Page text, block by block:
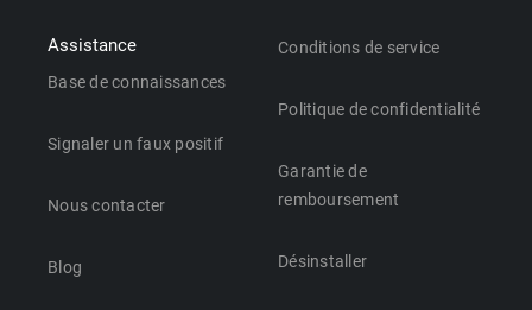
Assistance
Base de connaissances
Signaler un faux positif
Nous contacter
Blog
Conditions de service
Politique de confidentialité
Garantie de
remboursement
Désinstaller